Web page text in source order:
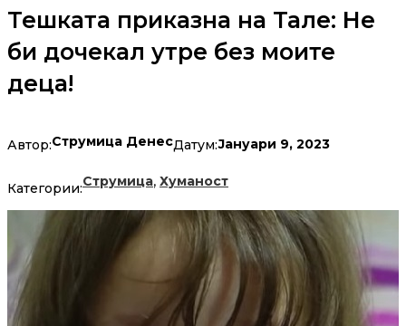
Тешката приказна на Тале: Не
би дочекал утре без моите
деца!
Автор:Струмица ДенесДатум:Јануари 9, 2023
Категории:Струмица, Хуманост